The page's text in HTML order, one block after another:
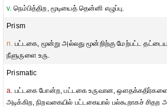
v. நெம்பித்திற, மூடியைத் தென்னி எழுப்பு.
Prism
n. பட்டகை, மூன்று அல்லது மூன்றிற்கு மேற்பட்ட
நீளுருளை உரு.
Prismatic
a. பட்டகை போன்ற, பட்டகை உருவான,
அடிக்கிற, நிறவகையில் பட்டகையால் பல்கூறாகச் சிதற